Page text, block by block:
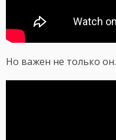
Но важен не только он.